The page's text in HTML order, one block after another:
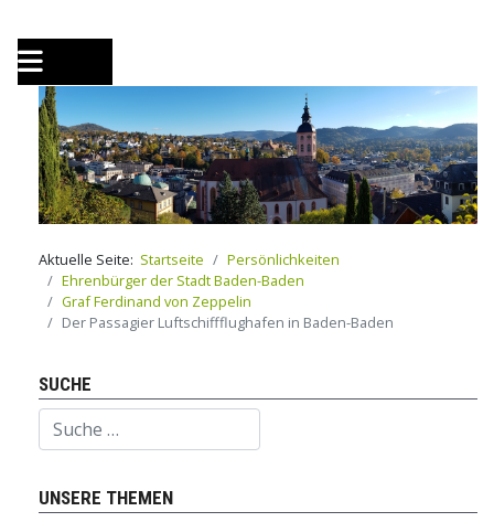
Aktuelle Seite: Startseite
Persönlichkeiten
Ehrenbürger der Stadt Baden-Baden
Graf Ferdinand von Zeppelin
Der Passagier Luftschiffflughafen in Baden-Baden
SUCHE
Suchen
UNSERE THEMEN